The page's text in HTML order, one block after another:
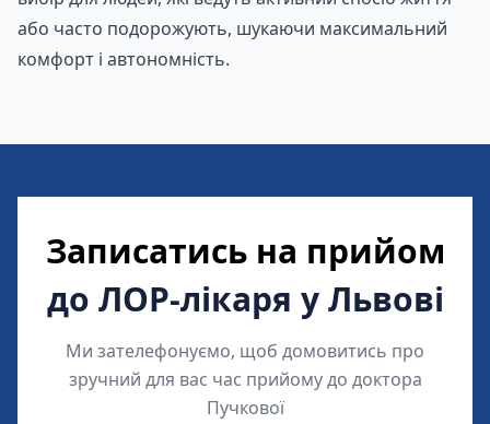
або часто подорожують, шукаючи максимальний
комфорт і автономність.
Записатись на прийом
до ЛОР-лікаря у Львові
Ми зателефонуємо, щоб домовитись про
зручний для вас час прийому до доктора
Пучкової